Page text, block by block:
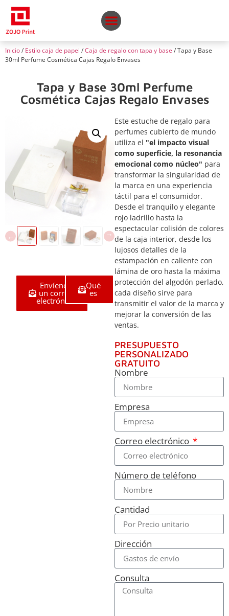
Inicio/ Estilo caja de papel /Caja de regalo con tapa y base / Tapa y Base
30ml Perfume Cosmética Cajas Regalo Envases
Tapa y Base 30ml Perfume
Cosmética Cajas Regalo Envases
Envíenos
un correo
electrónico
Qué
es
Este estuche de regalo para
perfumes cubierto de mundo
utiliza el "el impacto visual
como superficie, la resonancia
emocional como núcleo" para
transformar la singularidad de
la marca en una experiencia
táctil para el consumidor.
Desde el tranquilo y elegante
rojo ladrillo hasta la
espectacular colisión de colores
de la caja interior, desde los
lujosos detalles de la
estampación en caliente con
lámina de oro hasta la máxima
protección del algodón perlado,
cada diseño sirve para
transmitir el valor de la marca y
mejorar la conversión de las
ventas.
PRESUPUESTO
PERSONALIZADO
GRATUITO
Nombre
Empresa
Correo electrónico
Número de teléfono
Cantidad
Dirección
Consulta